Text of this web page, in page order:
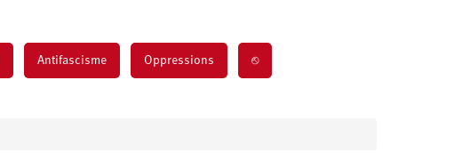
Antifascisme Oppressions ⎋